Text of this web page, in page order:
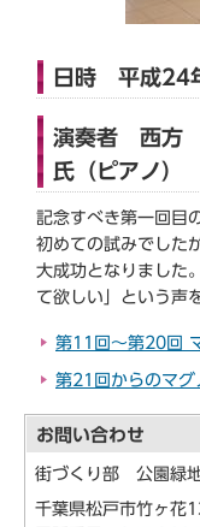
日時 平成24
演奏者 西方
氏（ピアノ）
記念すべき第一回目
初めての試みでした
大成功となりました
て欲しい」という声
第11回～第20回
第21回からのマグ
お問い合わせ
街づくり部 公園緑
千葉県松戸市竹ヶ花